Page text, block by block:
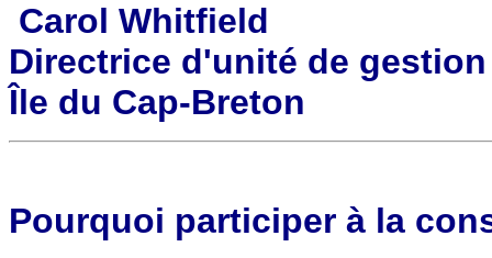
Carol Whitfield
Directrice d'unité de gestion
Île du Cap-Breton
Pourquoi participer à la